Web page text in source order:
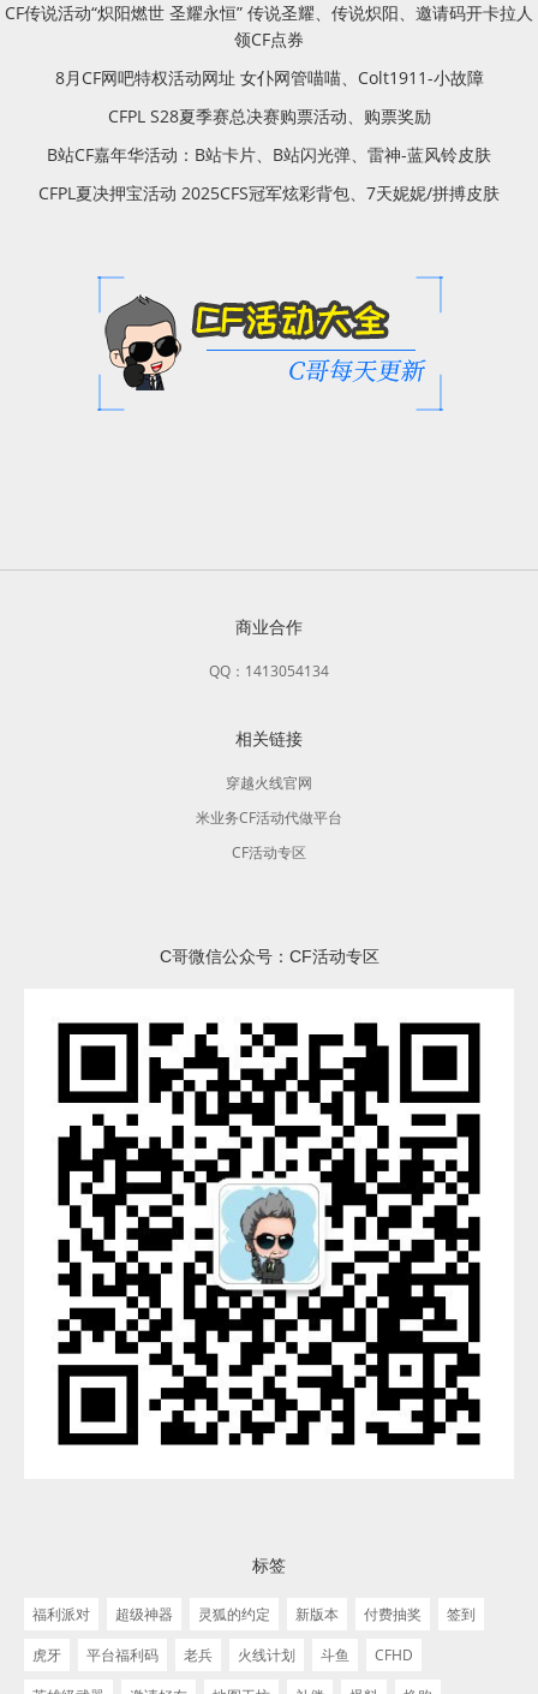
CF传说活动“炽阳燃世 圣耀永恒” 传说圣耀、传说炽阳、邀请码开卡拉人
领CF点券
8月CF网吧特权活动网址 女仆网管喵喵、Colt1911-小故障
CFPL S28夏季赛总决赛购票活动、购票奖励
B站CF嘉年华活动：B站卡片、B站闪光弹、雷神-蓝风铃皮肤
CFPL夏决押宝活动 2025CFS冠军炫彩背包、7天妮妮/拼搏皮肤
商业合作
QQ：1413054134
相关链接
穿越火线官网
米业务CF活动代做平台
CF活动专区
C哥微信公众号：CF活动专区
标签
福利派对 超级神器 灵狐的约定 新版本 付费抽奖
签到
虎牙
平台福利码 老兵 火线计划 斗鱼
CFHD